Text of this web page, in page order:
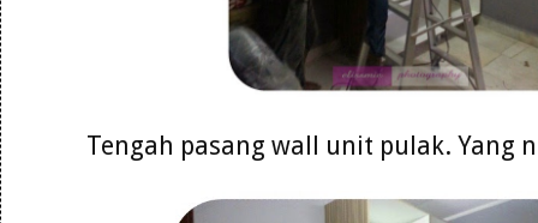
Tengah pasang wall unit pulak. Yang